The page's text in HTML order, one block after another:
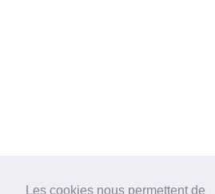
Les cookies nous permettent de